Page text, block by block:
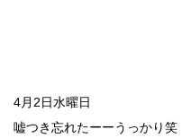
4月2日水曜日
嘘つき忘れたーーうっかり笑